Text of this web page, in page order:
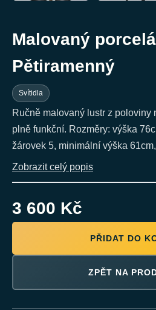
Malovaný
Pětiramenný
Svítidla
Ručně malovaný lustr z poloviny
plně funkční. Rozměry: výška
žárovek 5, minimální výška
Zobrazit celý popis
3 600 Kč
PŘIDAT DO
ZPĚT NA